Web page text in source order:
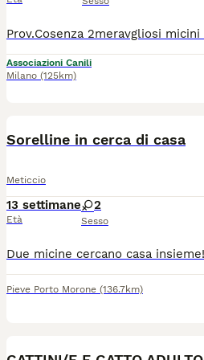
Associazioni Canili
Milano (125km)
Sorelline in cerca di casa
Meticcio
13 settimane
Età
2
Sesso
Pieve Porto Morone (136.7km)